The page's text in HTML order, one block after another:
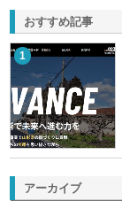
おすすめ記事
1
アーカイブ